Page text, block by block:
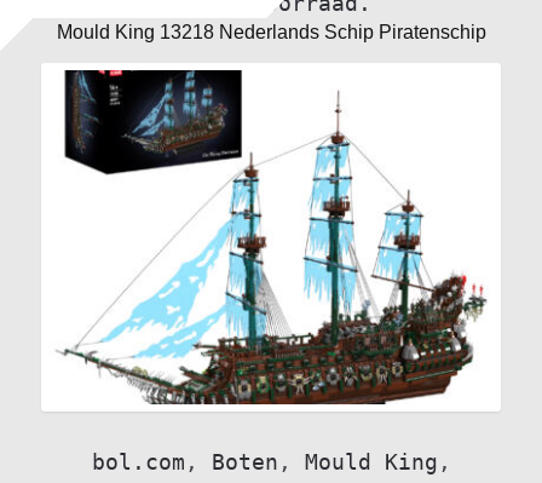
Mould King 13218 Nederlands Schip Piratenschip
bol.com , Boten , Mould King ,